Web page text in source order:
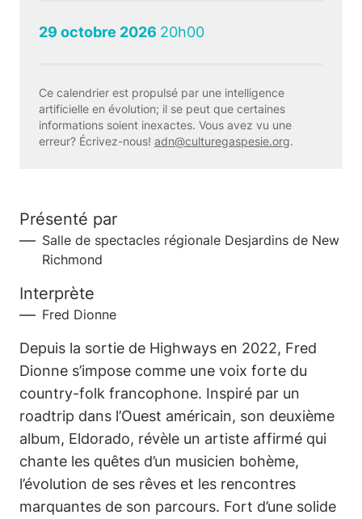
29 octobre 2026 20h00
Ce calendrier est propulsé par une intelligence
artificielle en évolution; il se peut que certaines
informations soient inexactes. Vous avez vu une
erreur? Écrivez-nous! adn@culturegaspesie.org.
Présenté par
Salle de spectacles régionale Desjardins de New
Richmond
Interprète
Fred Dionne
Depuis la sortie de Highways en 2022, Fred
Dionne s’impose comme une voix forte du
country-folk francophone. Inspiré par un
roadtrip dans l’Ouest américain, son deuxième
album, Eldorado, révèle un artiste affirmé qui
chante les quêtes d’un musicien bohème,
l’évolution de ses rêves et les rencontres
marquantes de son parcours. Fort d’une solide